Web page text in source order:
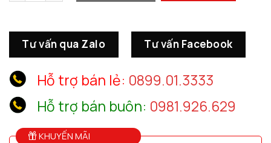
Tư vấn qua Zalo Tư vấn Facebook
Hỗ trợ bán lẻ: 0899.01.3333
Hỗ trợ bán buôn: 0981.926.629
KHUYẾN MÃI